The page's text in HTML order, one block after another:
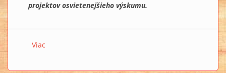
projektov osvietenejšieho výskumu.
Viac